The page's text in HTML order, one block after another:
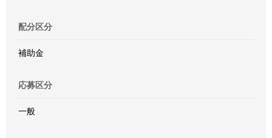
配分区分
補助金
応募区分
一般